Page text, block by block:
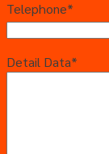
Telephone*
Detail Data*